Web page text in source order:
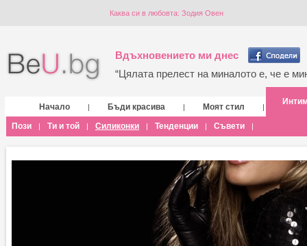
Каква си в любовта: Зодия Овен
Вдъхновението ми днес
“Цялата прелест на миналото е, че е
Начало | Бъди красива | Моят стил |
Пози | Ти и той | Силиконки | Тенденции | Съвети |